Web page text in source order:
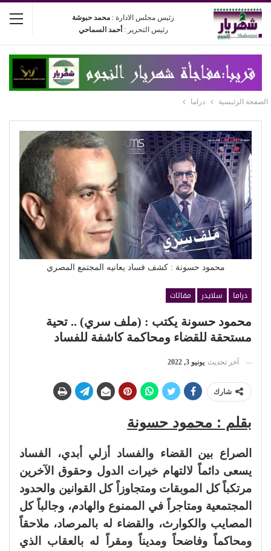
رئيس مجلس الادارة : محمد حبوشة
رئيس التحرير : أحمد السماحي
الصفحة الرئيسية دراما
محمود حسونة : كشف فساد يعانيه المجتمع المصري
دراما سلايدر
مقالات
محمود حسونة يكتب : (ملف سري) .. تحية
مستحقة للقضاء ومحاكمة كاشفة للفساد
آخر تحديث يونيو 3, 2022
شارك
بقلم : محمود حسونة
الصراع بين القضاء والفساد أزلي أبدي، الفساد
يسعى دائماً لالتهام خيرات الدول وحقوق الآخرين
مرتكباً كل الموبقات ومتجاوزاً كل القوانين والحدود
المجتمعية ومتاجراً في الممنوع والهادم، وجالباً كل
المصايب والكوارث، والقضاء له بالمرصاد، ملاحقاً
ومحاكماً وفاضحاً ومديناً ومقراً له بالعقاب الذي